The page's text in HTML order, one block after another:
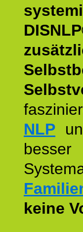
NLP
keine